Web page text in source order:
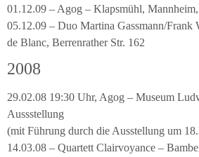
01.12.09 – Agog – Klapsmühl,
05.12.09 – Duo Martina Gassmann/
de Blanc, Berrenrather Str. 162
2008
29.02.08 19:30 Uhr, Agog – Museum
Aussstellung
(mit Führung durch die Ausstellung um
14.03.08 – Quartett Clairvoyance –